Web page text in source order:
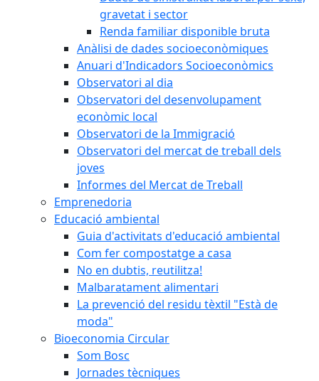
gravetat i sector
Renda familiar disponible bruta
Anàlisi de dades socioeconòmiques
Anuari d'Indicadors Socioeconòmics
Observatori al dia
Observatori del desenvolupament
econòmic local
Observatori de la Immigració
Observatori del mercat de treball dels
joves
Informes del Mercat de Treball
Emprenedoria
Educació ambiental
Guia d'activitats d'educació ambiental
Com fer compostatge a casa
No en dubtis, reutilitza!
Malbaratament alimentari
La prevenció del residu tèxtil "Està de
moda"
Bioeconomia Circular
Som Bosc
Jornades tècniques